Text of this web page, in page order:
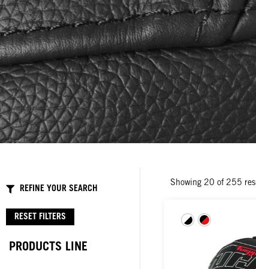
REFINE YOUR SEARCH
RESET FILTERS
PRODUCTS LINE
Showing 20 of 255